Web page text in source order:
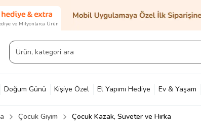
ve Milyonlarca Ürün
Doğum Günü Kişiye Özel El Yapımı Hediye Ev & Yaşam
Parfüm Yapı Market & Bahçe Petshop Kozmetik
Çocuk Giyim Çocuk Kazak, Süveter ve Hırka